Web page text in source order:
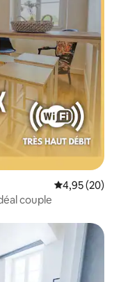
Évaluation
4,95 (20)
couple